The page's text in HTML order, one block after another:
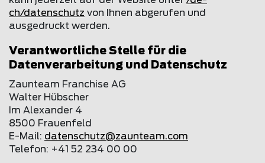
ch/datenschutz von Ihnen abgerufen und
ausgedruckt werden.
Verantwortliche Stelle für die
Datenverarbeitung und Datenschutz
Zaunteam Franchise AG
Walter Hübscher
Im Alexander 4
8500 Frauenfeld
E-Mail: datenschutz@zaunteam.com
Telefon: +41 52 234 00 00